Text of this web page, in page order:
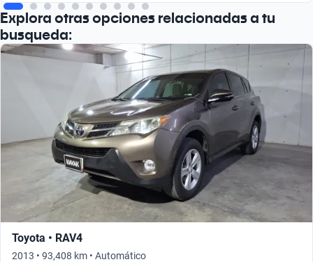
Explora otras opciones relacionadas a tu
busqueda:
Toyota • RAV4
2013 • 93,408 km • Automático